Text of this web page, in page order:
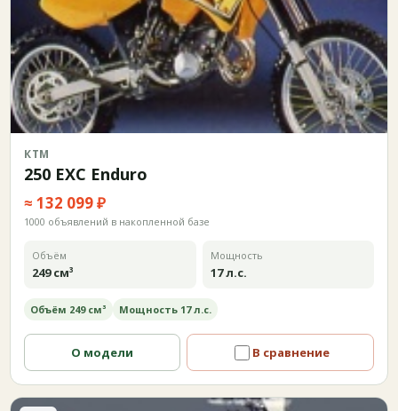
КТМ
250 EXC Enduro
≈ 132 099 ₽
1000 объявлений в накопленной базе
Объём
249 см³
Мощность
17 л.с.
Объём 249 см³ Мощность 17 л.с.
О модели В сравнение